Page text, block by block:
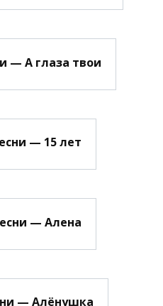
— А глаза твои
— 15 лет
— Алена
— Алёнушка